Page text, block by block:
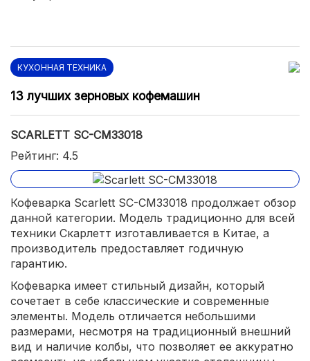
КУХОННАЯ ТЕХНИКА
13 лучших зерновых кофемашин
SCARLETT SC-CM33018
Рейтинг: 4.5
Кофеварка Scarlett SC-CM33018 продолжает обзор
данной категории. Модель традиционно для всей
техники Скарлетт изготавливается в Китае, а
производитель предоставляет годичную
гарантию.
Кофеварка имеет стильный дизайн, который
сочетает в себе классические и современные
элементы. Модель отличается небольшими
размерами, несмотря на традиционный внешний
вид и наличие колбы, что позволяет ее аккуратно